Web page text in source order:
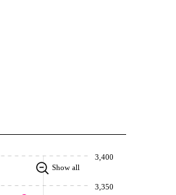
3,350
3,400
Show all